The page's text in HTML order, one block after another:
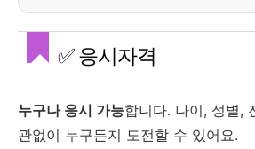
✅ 응시자격
누구나 응시 가능합니다. 나이, 성별,
관없이 누구든지 도전할 수 있어요.